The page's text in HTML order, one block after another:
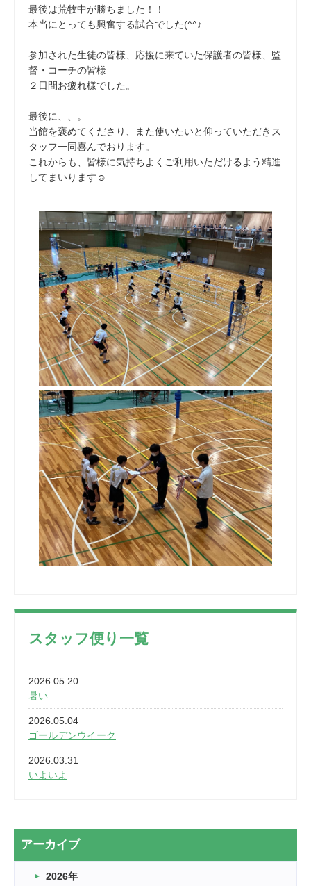
最後は荒牧中が勝ちました！！
本当にとっても興奮する試合でした(^^♪
参加された生徒の皆様、応援に来ていた保護者の皆様、監
督・コーチの皆様
２日間お疲れ様でした。
最後に、、。
当館を褒めてくださり、また使いたいと仰っていただきス
タッフ一同喜んでおります。
これからも、皆様に気持ちよくご利用いただけるよう精進
してまいります☺
スタッフ便り一覧
2026.05.20
暑い
2026.05.04
ゴールデンウイーク
2026.03.31
いよいよ
2026.03.20
なぎなた
2026.03.16
アーカイブ
2026年